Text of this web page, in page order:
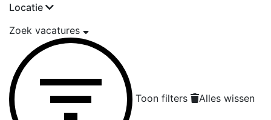
Locatie
Zoek vacatures
Toon filters Alles wissen